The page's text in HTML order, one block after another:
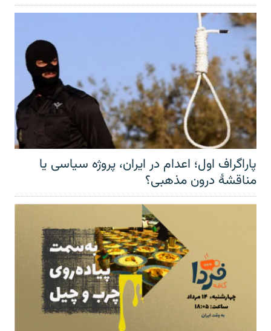
پاراگراف اول؛ اعدام در ایران، پروژه سیاسی یا
مناقشهٔ درون مذهبی؟